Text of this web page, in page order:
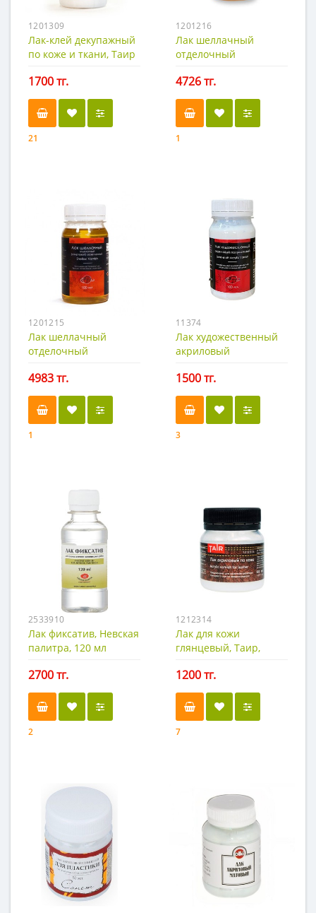
1201309
Лак-клей декупажный
по коже и ткани, Таир
1700 тг.
21
1201216
Лак шеллачный
отделочный
(спиртовой)
4726 тг.
1
1201215
Лак шеллачный
отделочный
4983 тг.
1
11374
Лак художественный
акриловый
100 мл.
1500 тг.
3
2533910
Лак фиксатив, Невская
палитра, 120 мл
2700 тг.
2
1212314
Лак для кожи
глянцевый, Таир,
1200 тг.
7